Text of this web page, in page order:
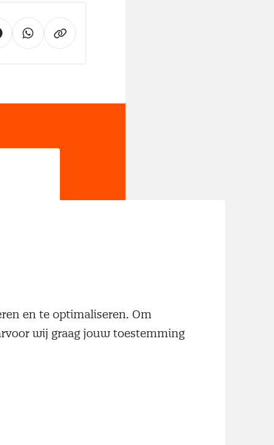
en te optimaliseren. Om
wij graag jouw toestemming